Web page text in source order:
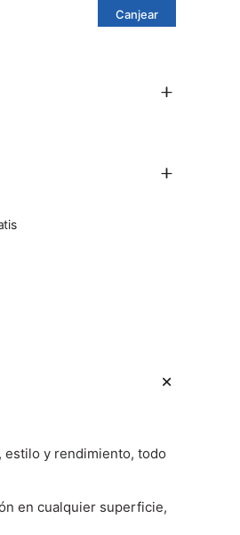
Canjear
y rendimiento, todo
en cualquier superficie,